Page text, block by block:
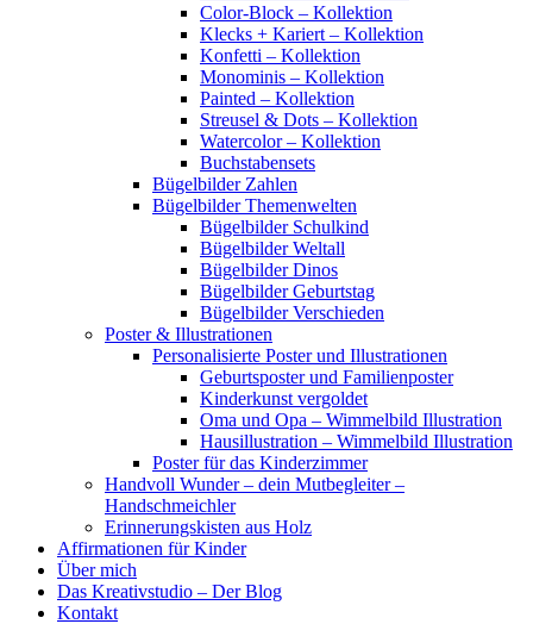
Color-Block – Kollektion
Klecks + Kariert – Kollektion
Konfetti – Kollektion
Monominis – Kollektion
Painted – Kollektion
Streusel & Dots – Kollektion
Watercolor – Kollektion
Buchstabensets
Bügelbilder Zahlen
Bügelbilder Themenwelten
Bügelbilder Schulkind
Bügelbilder Weltall
Bügelbilder Dinos
Bügelbilder Geburtstag
Bügelbilder Verschieden
Poster & Illustrationen
Personalisierte Poster und Illustrationen
Geburtsposter und Familienposter
Kinderkunst vergoldet
Oma und Opa – Wimmelbild Illustration
Hausillustration – Wimmelbild Illustration
Poster für das Kinderzimmer
Handvoll Wunder – dein Mutbegleiter –
Handschmeichler
Erinnerungskisten aus Holz
Affirmationen für Kinder
Über mich
Das Kreativstudio – Der Blog
Kontakt